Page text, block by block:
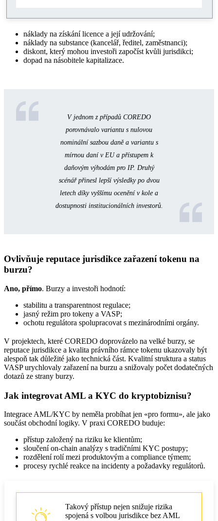
náklady na získání licence a její udržování;
náklady na substance (kancelář, ředitel, zaměstnanci);
diskont, který mohou investoři započíst kvůli jurisdikci;
dopad na násobitele kapitalizace.
V jednom z případů COREDO
porovnávalo variantu s nulovou
nominální sazbou daně a variantu s
mírnou daní v EU a přístupem k
daňovým výhodám pro IP. Druhý
scénář přinesl lepší výsledky po dvou
letech díky vyššímu ocenění v kole a
dostupnosti institucionálních investorů.
Ovlivňuje reputace jurisdikce zařazení tokenu na
burzu?
Ano, přímo. Burzy a investoři hodnotí:
stabilitu a transparentnost regulace;
jasný režim pro tokeny a VASP;
ochotu regulátora spolupracovat s mezinárodními orgány.
V projektech, které COREDO doprovázelo na velké burzy, se
reputace jurisdikce a kvalita právního rámce tokenu ukazovaly být
alespoň tak důležité jako technická část. Kvalitní struktura a status
VASP urychlovaly zařazení na burzu a snižovaly počet dodatečných
dotazů ze strany burzy.
Jak integrovat AML a KYC do kryptobiznisu?
Integrace AML/KYC by neměla probíhat jen «pro formu», ale jako
součást obchodní logiky. V praxi COREDO buduje:
přístup založený na riziku ke klientům;
sloučení on‑chain analýzy s tradičními KYC postupy;
rozdělení rolí mezi produktovým a compliance týmem;
procesy rychlé reakce na incidenty a požadavky regulátorů.
Takový přístup nejen snižuje rizika
spojená s volbou jurisdikce bez AML